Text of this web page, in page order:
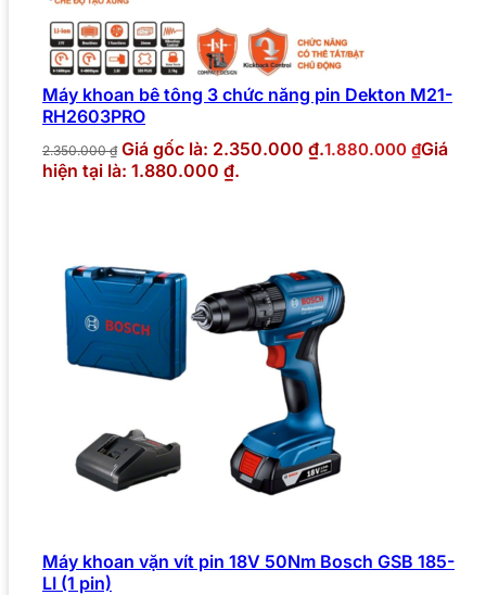
Máy khoan bê tông 3 chức năng pin Dekton M21-
RH2603PRO
2.350.000₫ Giá gốc là: 2.350.000 ₫.1.880.000 ₫Giá
hiện tại là: 1.880.000 ₫.
Máy khoan vặn vít pin 18V 50Nm Bosch GSB 185-
LI (1 pin)